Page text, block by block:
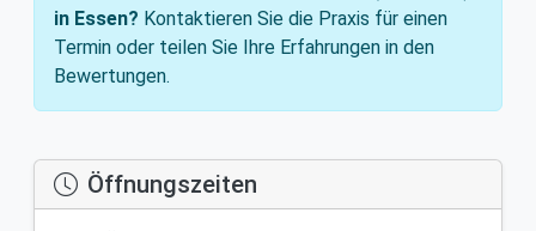
in Essen? Kontaktieren Sie die Praxis für einen
Termin oder teilen Sie Ihre Erfahrungen in den
Bewertungen.
Öffnungszeiten